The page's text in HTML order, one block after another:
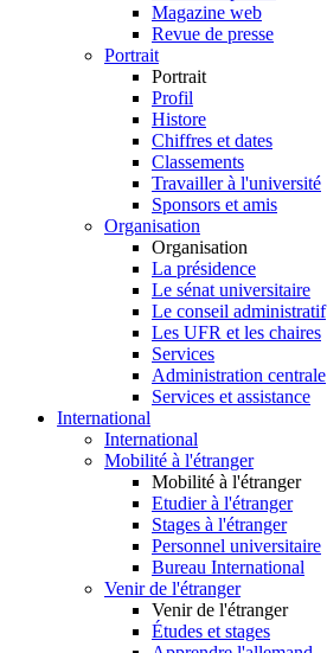
Magazine web
Revue de presse
Portrait
Portrait
Profil
Histore
Chiffres et dates
Classements
Travailler à l'université
Sponsors et amis
Organisation
Organisation
La présidence
Le sénat universitaire
Le conseil administratif
Les UFR et les chaires
Services
Administration centrale
Services et assistance
International
International
Mobilité à l'étranger
Mobilité à l'étranger
Etudier à l'étranger
Stages à l'étranger
Personnel universitaire
Bureau International
Venir de l'étranger
Venir de l'étranger
Études et stages